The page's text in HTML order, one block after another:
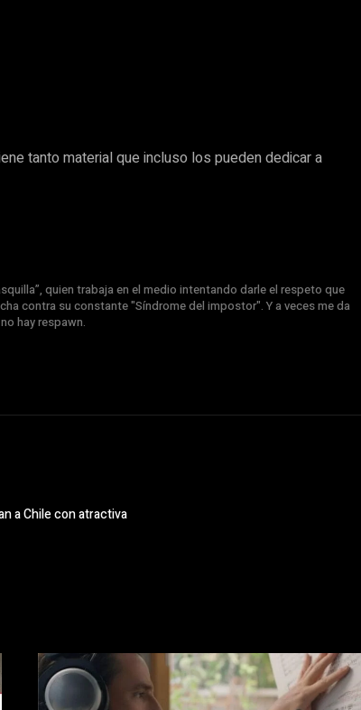
tanto material que incluso los pueden dedicar a
quien trabaja en el medio intentando darle el respeto que
contra su constante "Síndrome del impostor". Y a veces me da
hay respawn.
a Chile con atractiva